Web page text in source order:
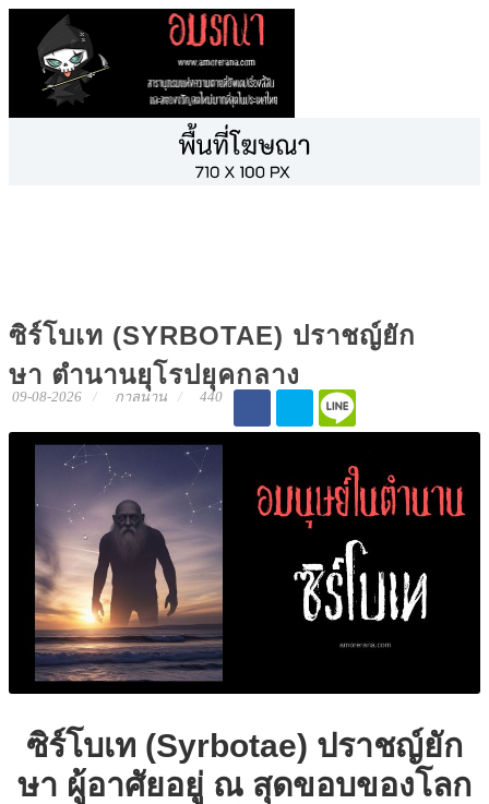
ซิร์โบเท (SYRBOTAE) ปราชญ์ยัก
ษา ตำนานยุโรปยุคกลาง
09-08-2026 กาลนาน 440
ซิร์โบเท (Syrbotae) ปราชญ์ยัก
ษา ผู้อาศัยอยู่ ณ สุดขอบของโลก